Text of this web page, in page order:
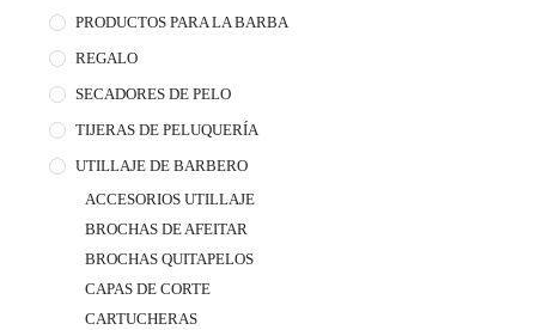
PRODUCTOS PARA LA BARBA
REGALO
SECADORES DE PELO
TIJERAS DE PELUQUERÍA
UTILLAJE DE BARBERO
ACCESORIOS UTILLAJE
BROCHAS DE AFEITAR
BROCHAS QUITAPELOS
CAPAS DE CORTE
CARTUCHERAS